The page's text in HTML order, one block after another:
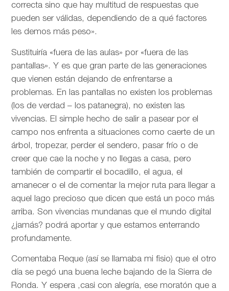
correcta sino que hay multitud de respuestas que
pueden ser válidas, dependiendo de a qué factores
les demos más peso».
Sustituiría «fuera de las aulas» por «fuera de las
pantallas». Y es que gran parte de las generaciones
que vienen están dejando de enfrentarse a
problemas. En las pantallas no existen los problemas
(los de verdad – los patanegra), no existen las
vivencias. El simple hecho de salir a pasear por el
campo nos enfrenta a situaciones como caerte de un
árbol, tropezar, perder el sendero, pasar frío o de
creer que cae la noche y no llegas a casa, pero
también de compartir el bocadillo, el agua, el
amanecer o el de comentar la mejor ruta para llegar a
aquel lago precioso que dicen que está un poco más
arriba. Son vivencias mundanas que el mundo digital
¿jamás? podrá aportar y que estamos enterrando
profundamente.
Comentaba Reque (así se llamaba mi fisio) que el otro
día se pegó una buena leche bajando de la Sierra de
Ronda. Y espera ,casi con alegría, ese moratón que a